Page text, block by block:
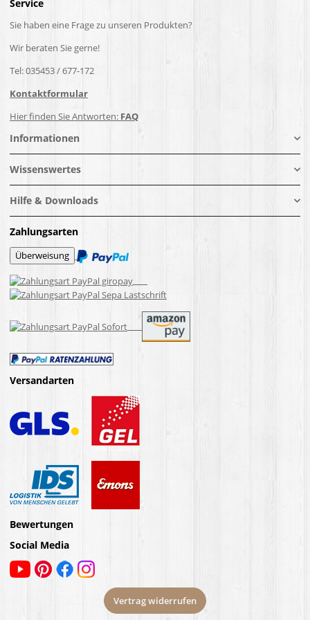
Service
Sie haben eine Frage zu unseren Produkten?
Wir beraten Sie gerne!
Tel: 035453 / 677-172
Kontaktformular
Hier finden Sie Antworten: FAQ
Informationen
Wissenswertes
Hilfe & Downloads
Zahlungsarten
Versandarten
Bewertungen
Social Media
Vertrag widerrufen